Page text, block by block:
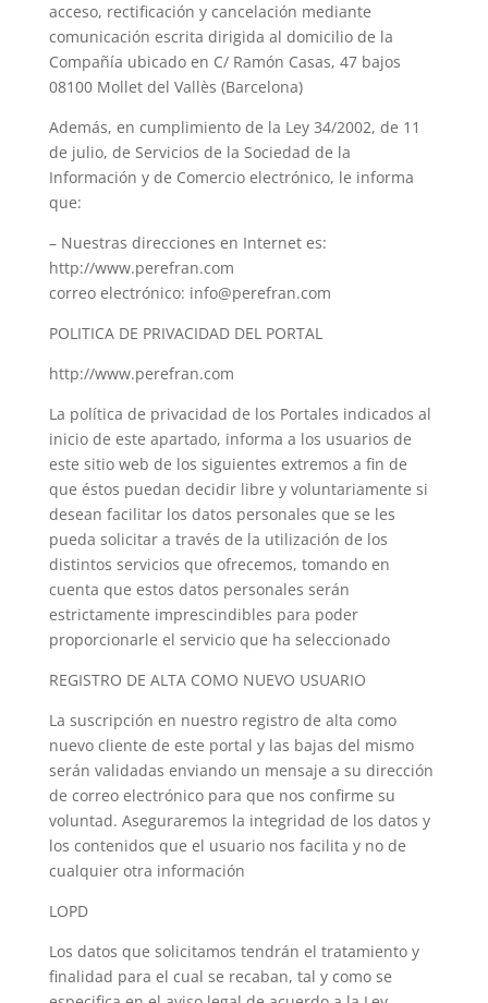
acceso, rectificación y cancelación mediante
comunicación escrita dirigida al domicilio de la
Compañía ubicado en C/ Ramón Casas, 47 bajos
08100 Mollet del Vallès (Barcelona)
Además, en cumplimiento de la Ley 34/2002, de 11
de julio, de Servicios de la Sociedad de la
Información y de Comercio electrónico, le informa
que:
– Nuestras direcciones en Internet es:
http://www.perefran.com
correo electrónico: info@perefran.com
POLITICA DE PRIVACIDAD DEL PORTAL
http://www.perefran.com
La política de privacidad de los Portales indicados al
inicio de este apartado, informa a los usuarios de
este sitio web de los siguientes extremos a fin de
que éstos puedan decidir libre y voluntariamente si
desean facilitar los datos personales que se les
pueda solicitar a través de la utilización de los
distintos servicios que ofrecemos, tomando en
cuenta que estos datos personales serán
estrictamente imprescindibles para poder
proporcionarle el servicio que ha seleccionado
REGISTRO DE ALTA COMO NUEVO USUARIO
La suscripción en nuestro registro de alta como
nuevo cliente de este portal y las bajas del mismo
serán validadas enviando un mensaje a su dirección
de correo electrónico para que nos confirme su
voluntad. Aseguraremos la integridad de los datos y
los contenidos que el usuario nos facilita y no de
cualquier otra información
LOPD
Los datos que solicitamos tendrán el tratamiento y
finalidad para el cual se recaban, tal y como se